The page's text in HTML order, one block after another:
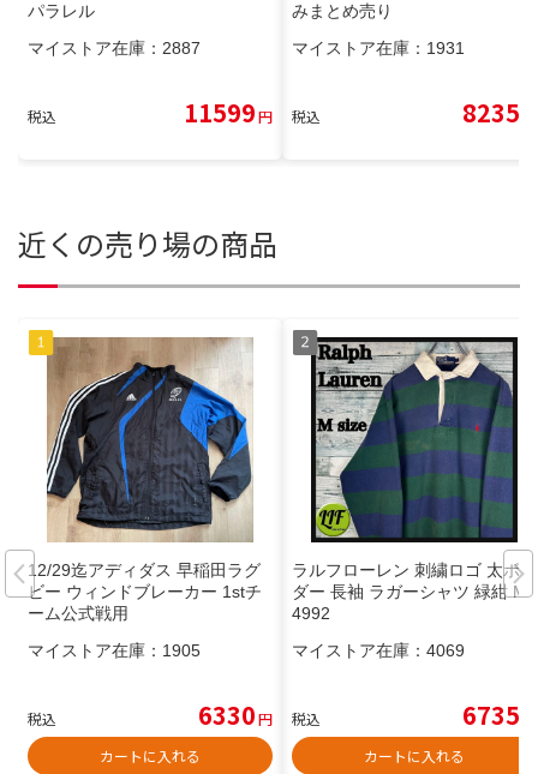
パラレル
マイストア在庫： 2887
税込 11599円
みまとめ売り
マイストア在庫： 1931
税込 8235
近くの売り場の商品
12/29迄アディダス 早稲田ラグ
ビー ウィンドブレーカー 1stチ
ーム公式戦用
マイストア在庫： 1905
税込 6330円
カートに入れる
ラルフローレン 刺繍ロゴ 太ボー
ダー 長袖 ラガーシャツ 緑紺 M
4992
マイストア在庫： 4069
税込 6735
カートに入れる